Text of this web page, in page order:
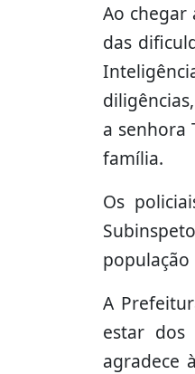
Ao chegar
das
a senhora
família.
Os
população
A
estar dos
agradece